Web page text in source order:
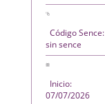
Código Sence:
sin sence
Inicio:
07/07/2026